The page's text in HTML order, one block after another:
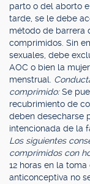
parto o del aborto
tarde, se le debe
método de barrera
comprimidos. Sin
sexuales, debe
AOC o bien la
menstrual.
comprimido:Se
recubrimiento de
deben desecharse
intencionada de la
Los siguientes
comprimidos con
12 horas en la
anticonceptiva no